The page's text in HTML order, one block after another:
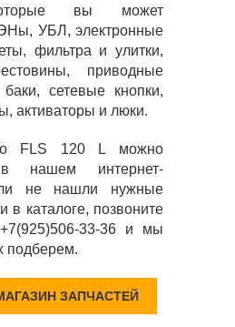
вы может
УБЛ, электронные
фильтра и улитки,
приводные
сетевые кнопки,
активаторы и люки.
FLS 120 L можно
в нашем интернет-
не нашли нужные
в каталоге, позвоните
33-36 и мы
подберем.
ЗАПЧАСТЕЙ